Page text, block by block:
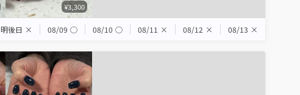
¥3,300
明後日 × 08/09 ◯ 08/10 ◯ 08/11 × 08/12 × 08/13 ×